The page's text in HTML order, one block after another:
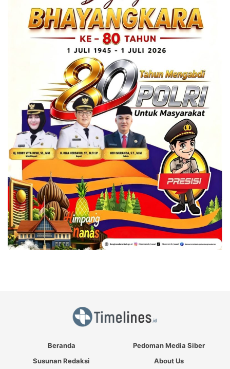
Beranda
Pedoman Media Siber
Susunan Redaksi
About Us